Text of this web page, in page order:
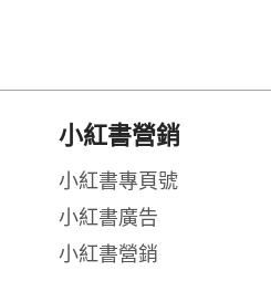
小紅書營銷
小紅書專頁號
小紅書廣告
小紅書營銷